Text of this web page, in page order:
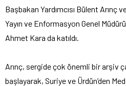
Başbakan Yardımcısı Bülent Arınç
Yayın ve Enformasyon Genel
Ahmet Kara da katıldı.
Arınç, sergide çok önemli bir arşiv
başlayarak, Suriye ve Ürdün’den